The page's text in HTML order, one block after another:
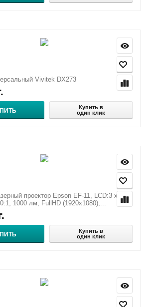
Vivitek DX273
Купить в
один клик
проектор Epson EF-11, LCD:3 х
1000 лм, FullHD (1920x1080),...
Купить в
один клик